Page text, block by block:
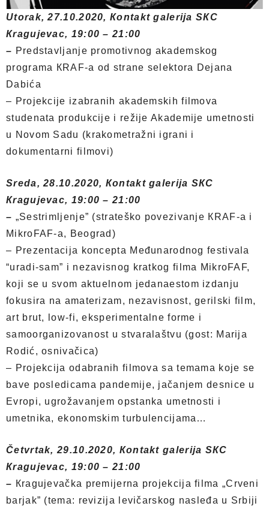
Utorak, 27.10.2020, Кontakt galerija SКC
Кragujevac, 19:00 – 21:00
– Predstavljanje promotivnog akademskog
programa КRAF-a od strane selektora Dejana
Dabića
– Projekcije izabranih akademskih filmova
studenata produkcije i režije Akademije umetnosti
u Novom Sadu (krakometražni igrani i
dokumentarni filmovi)
Sreda, 28.10.2020, Кontakt galerija SКC
Кragujevac, 19:00 – 21:00
– „Sestrimljenje” (strateško povezivanje КRAF-a i
MikroFAF-a, Beograd)
– Prezentacija koncepta Međunarodnog festivala
“uradi-sam” i nezavisnog kratkog filma MikroFAF,
koji se u svom aktuelnom jedanaestom izdanju
fokusira na amaterizam, nezavisnost, gerilski film,
art brut, low-fi, eksperimentalne forme i
samoorganizovanost u stvaralaštvu (gost: Marija
Rodić, osnivačica)
– Projekcija odabranih filmova sa temama koje se
bave posledicama pandemije, jačanjem desnice u
Evropi, ugrožavanjem opstanka umetnosti i
umetnika, ekonomskim turbulencijama…
Četvrtak, 29.10.2020, Кontakt galerija SКC
Кragujevac, 19:00 – 21:00
– Кragujevačka premijerna projekcija filma „Crveni
barjak” (tema: revizija levičarskog nasleđa u Srbiji